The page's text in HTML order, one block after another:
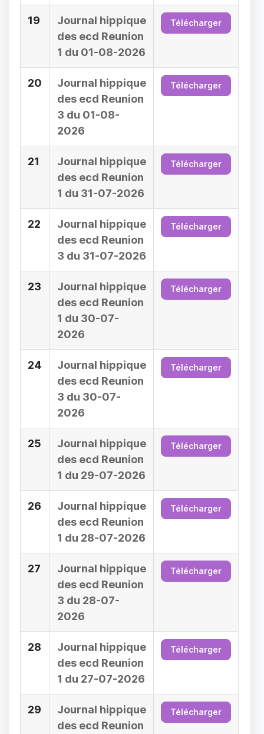
19
Journal hippique
des ecd Reunion
1 du 01-08-2026
Télécharger
20
Journal hippique
des ecd Reunion
3 du 01-08-
2026
Télécharger
21
Journal hippique
des ecd Reunion
1 du 31-07-2026
Télécharger
22
Journal hippique
des ecd Reunion
3 du 31-07-2026
Télécharger
23
Journal hippique
des ecd Reunion
1 du 30-07-
2026
Télécharger
24
Journal hippique
des ecd Reunion
3 du 30-07-
2026
Télécharger
25
Journal hippique
des ecd Reunion
1 du 29-07-2026
Télécharger
26
Journal hippique
des ecd Reunion
1 du 28-07-2026
Télécharger
27
Journal hippique
des ecd Reunion
3 du 28-07-
2026
Télécharger
28
Journal hippique
des ecd Reunion
1 du 27-07-2026
Télécharger
29
Journal hippique
des ecd Reunion
Télécharger